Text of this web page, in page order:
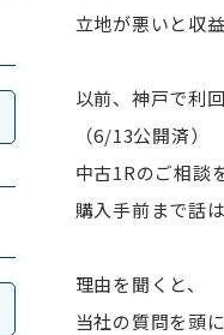
立地が悪いと収
以前、神戸で利
（6/13公開済）
中古1Rのご相談
購入手前まで話
理由を聞くと、
当社の質問を頭